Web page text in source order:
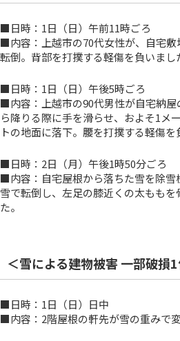
■日時：1日（日）午前11時ごろ
■内容：上越市の70代女性が、自宅敷
転倒。背部を打撲する軽傷を負いまし
■日時：1日（日）午後5時ごろ
■内容：上越市の90代男性が自宅納
ら降りる際に手を滑らせ、およそ1メ
トの地面に落下。腰を打撲する軽傷を
■日時：2日（月）午後1時50分ごろ
■内容：自宅屋根から落ちた雪を除雪
雪で転倒し、左足の膝近くの太もも
た。
＜雪による建物被害 一部破損
■日時：1日（日）日中
■内容：2階屋根の軒先が雪の重みで変